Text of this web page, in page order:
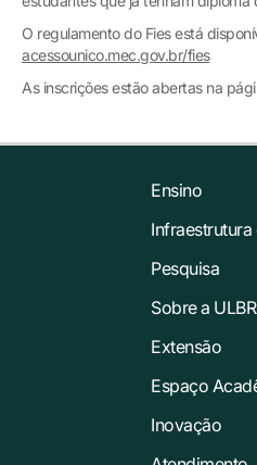
O regulamento do Fies está
acessounico.mec.gov.br/fies
As inscrições estão abertas na
Ensino
Pesquisa
Sobre a
Extensão
Espaço
Inovação